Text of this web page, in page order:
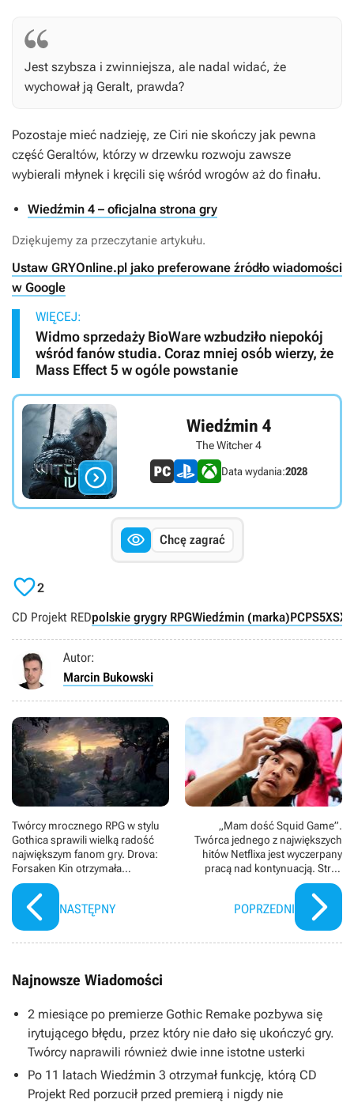
Jest szybsza i zwinniejsza, ale nadal widać, że
wychował ją Geralt, prawda?
Pozostaje mieć nadzieję, ze Ciri nie skończy jak pewna
część Geraltów, którzy w drzewku rozwoju zawsze
wybierali młynek i kręcili się wśród wrogów aż do finału.
Wiedźmin 4 – oficjalna strona gry
Dziękujemy za przeczytanie artykułu.
Ustaw GRYOnline.pl jako preferowane źródło wiadomości
w Google
WIĘCEJ:
Widmo sprzedaży BioWare wzbudziło niepokój
wśród fanów studia. Coraz mniej osób wierzy, że
Mass Effect 5 w ogóle powstanie

Wiedźmin 4
The Witcher 4
Data wydania:2028
 Chcę zagrać
2
CD Projekt REDpolskie grygry RPGWiedźmin (marka)PCPS5XSX
Autor:
Marcin Bukowski
Twórcy mrocznego RPG w stylu
Gothica sprawili wielką radość
największym fanom gry. Drova:
Forsaken Kin otrzymała
aktualizację 1.2
NASTĘPNY
„Mam dość Squid Game”.
Twórca jednego z największych
hitów Netflixa jest wyczerpany
pracą nad kontynuacją. Stres
związany z 1. sezonem przypłacił
utratą zębów
POPRZEDNI
Najnowsze Wiadomości
2 miesiące po premierze Gothic Remake pozbywa się
irytującego błędu, przez który nie dało się ukończyć gry.
Twórcy naprawili również dwie inne istotne usterki
Po 11 latach Wiedźmin 3 otrzymał funkcję, którą CD
Projekt Red porzucił przed premierą i nigdy nie